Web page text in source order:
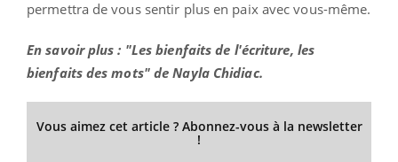
permettra de vous sentir plus en paix avec vous-même.
En savoir plus : "Les bienfaits de l'écriture, les
bienfaits des mots" de Nayla Chidiac.
Vous aimez cet article ? Abonnez-vous à la newsletter
!